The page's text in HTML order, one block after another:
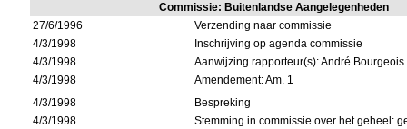
Commissie: Buitenlandse Aangelegenheden
27/6/1996
Verzending naar commissie
4/3/1998
Inschrijving op agenda commissie
4/3/1998
Aanwijzing rapporteur(s): André Bourgeois
4/3/1998
Amendement: Am. 1
4/3/1998
Bespreking
4/3/1998
Stemming in commissie over het geheel: